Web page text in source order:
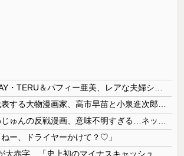
ねー、ドライヤーかけて？♡」